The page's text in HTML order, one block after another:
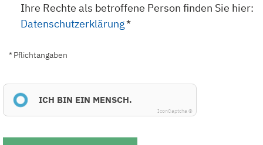
Ihre Rechte als betroffene Person finden Sie hier:
Datenschutzerklärung*
* Pflichtangaben
ICH BIN EIN MENSCH.
IconCaptcha ©